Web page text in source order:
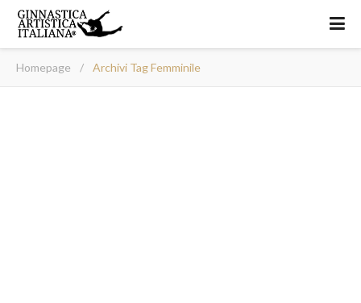
Homepage / Archivi Tag Femminile